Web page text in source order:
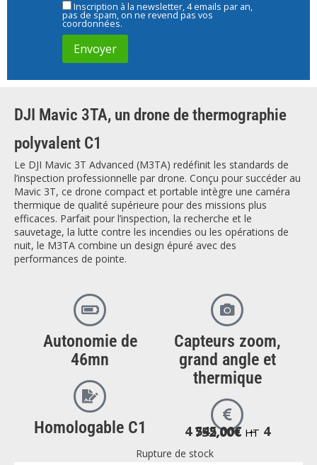
Inscription à la newsletter, 4 emails par an,
pas de spam, on ne revend pas vos
coordonnées.
DJI Mavic 3TA, un drone de thermographie
polyvalent C1
Le DJI Mavic 3T Advanced (M3TA) redéfinit les standards de
l’inspection professionnelle par drone. Conçu pour succéder au
Mavic 3T, ce drone compact et portable intègre une caméra
thermique de qualité supérieure pour des missions plus
efficaces. Parfait pour l’inspection, la recherche et le
sauvetage, la lutte contre les incendies ou les opérations de
nuit, le M3TA combine un design épuré avec des
performances de pointe.
Autonomie de
46mn
Homologable C1
Capteurs zoom,
grand angle et
thermique
4 545,00€ –
4 752,00€ HT
Rupture de stock